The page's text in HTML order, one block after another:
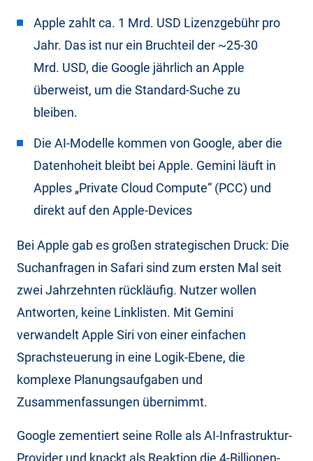
Apple zahlt ca. 1 Mrd. USD Lizenzgebühr pro
Jahr. Das ist nur ein Bruchteil der ~25-30
Mrd. USD, die Google jährlich an Apple
überweist, um die Standard-Suche zu
bleiben.
Die AI-Modelle kommen von Google, aber die
Datenhoheit bleibt bei Apple. Gemini läuft in
Apples „Private Cloud Compute“ (PCC) und
direkt auf den Apple-Devices
Bei Apple gab es großen strategischen Druck: Die
Suchanfragen in Safari sind zum ersten Mal seit
zwei Jahrzehnten rückläufig. Nutzer wollen
Antworten, keine Linklisten. Mit Gemini
verwandelt Apple Siri von einer einfachen
Sprachsteuerung in eine Logik-Ebene, die
komplexe Planungsaufgaben und
Zusammenfassungen übernimmt.
Google zementiert seine Rolle als AI-Infrastruktur-
Provider und knackt als Reaktion die 4-Billionen-